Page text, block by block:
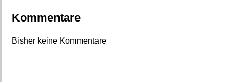
Kommentare
Bisher keine Kommentare